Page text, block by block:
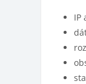
IP